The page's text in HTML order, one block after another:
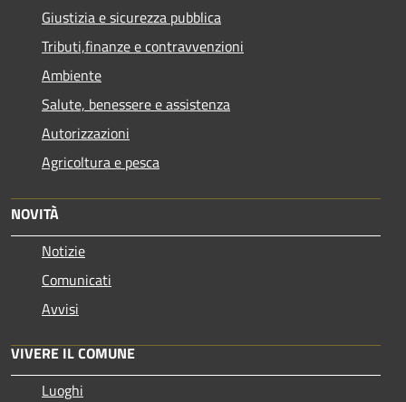
Giustizia e sicurezza pubblica
Tributi,finanze e contravvenzioni
Ambiente
Salute, benessere e assistenza
Autorizzazioni
Agricoltura e pesca
NOVITÀ
Notizie
Comunicati
Avvisi
VIVERE IL COMUNE
Luoghi